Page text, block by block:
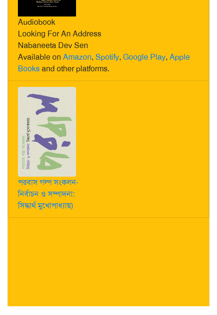
Audiobook
Looking For An Address
Nabaneeta Dev Sen
Available on Amazon, Spotify, Google Play, Apple
Booksand other platforms.
পরবাস গল্প সংকলন-
নির্বাচন ও সম্পাদনা:
সিদ্ধার্থ মুখোপাধ্যায়)